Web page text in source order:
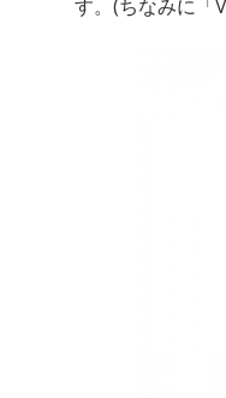
す。(ちなみに「